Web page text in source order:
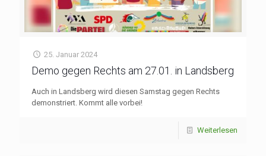
25. Januar 2024
Demo gegen Rechts am 27.01. in Landsberg
Auch in Landsberg wird diesen Samstag gegen Rechts
demonstriert. Kommt alle vorbei!
Weiterlesen